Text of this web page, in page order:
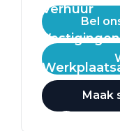
Verhuur
Vestigingen
Bel
Maak